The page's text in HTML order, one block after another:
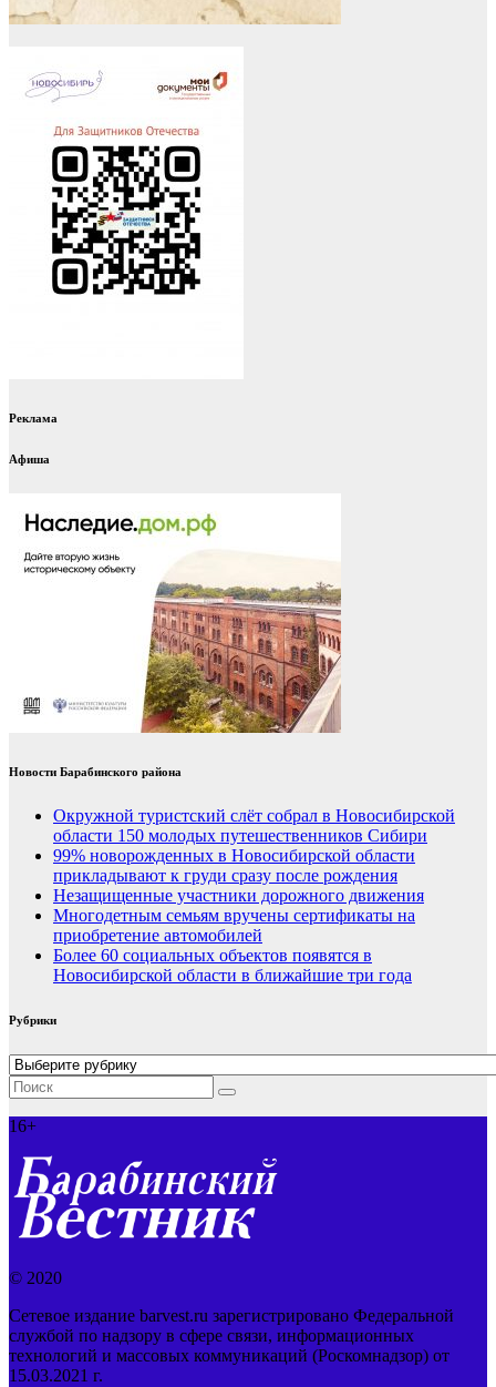
Реклама
Афиша
Новости Барабинского района
Окружной туристский слёт собрал в Новосибирской
области 150 молодых путешественников Сибири
99% новорожденных в Новосибирской области
прикладывают к груди сразу после рождения
Незащищенные участники дорожного движения
Многодетным семьям вручены сертификаты на
приобретение автомобилей
Более 60 социальных объектов появятся в
Новосибирской области в ближайшие три года
Рубрики
Рубрики
16+
© 2020
Сетевое издание barvest.ru зарегистрировано Федеральной
службой по надзору в сфере связи, информационных
технологий и массовых коммуникаций (Роскомнадзор) от
15.03.2021 г.